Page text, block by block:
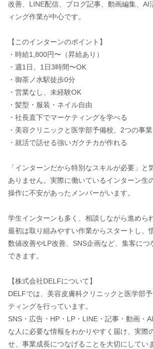
改善、LINE配信、ブログ記事、動画編集、AI
ィング作業が中心です。
【このインターンのポイント】
・時給1,800円〜（昇給あり）
・週1日、1日3時間〜OK
・御茶ノ水駅徒歩0分
・営業なし、未経験OK
・髪型・服装・ネイル自由
・社長直下でマーケティングを学べる
・美容クリニックと医学部予備校、2つの事
・就活で話せる強いガクチカが作れる
「インターンだから特別なスキルが必要」と
ありません。実際に働いているインターン生
操作に不安があったメンバーがいます。
学生インターンも多く、相談しながら進めら
最初は取り組みやすい作業からスタートし、
数値改善やLP改善、SNS企画など、集客につ
できます。
【株式会社DELFについて】
DELFでは、美容皮膚科クリニックと医学部
ティングを行っています。
SNS・広告・HP・LP・LINE・記事・動画・
な人に必要な情報をわかりやすく届け、実際
せ、事業成長につなげることを大切にしてい